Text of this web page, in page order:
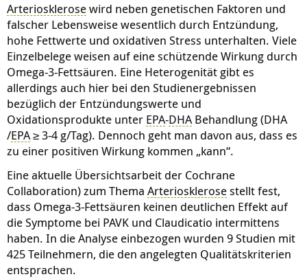
Arteriosklerosewird neben genetischen Faktoren und
falscher Lebensweise wesentlich durch Entzündung,
hohe Fettwerte und oxidativen Stress unterhalten. Viele
Einzelbelege weisen auf eine schützende Wirkung durch
Omega-3-Fettsäuren. Eine Heterogenität gibt es
allerdings auch hier bei den Studienergebnissen
bezüglich der Entzündungswerte und
Oxidationsprodukte unter EPA-DHABehandlung (DHA
/EPA≥ 3-4 g/Tag). Dennoch geht man davon aus, dass es
zu einer positiven Wirkung kommen „kann“.
Eine aktuelle Übersichtsarbeit der Cochrane
Collaboration) zum Thema Arteriosklerosestellt fest,
dass Omega-3-Fettsäuren keinen deutlichen Effekt auf
die Symptome bei PAVK und Claudicatio intermittens
haben. In die Analyse einbezogen wurden 9 Studien mit
425 Teilnehmern, die den angelegten Qualitätskriterien
entsprachen.